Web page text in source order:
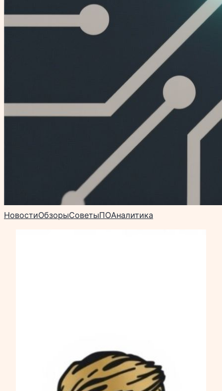
НовостиОбзорыСоветыПОАналитика